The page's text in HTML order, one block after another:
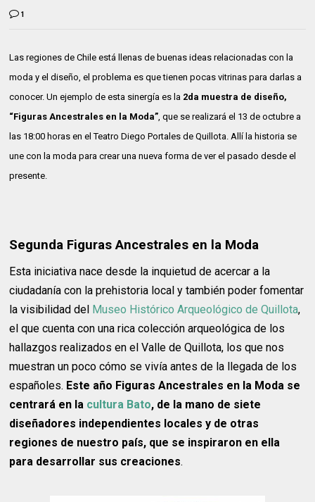
1
Las regiones de Chile está llenas de buenas ideas relacionadas con la
moda y el diseño, el problema es que tienen pocas vitrinas para darlas a
conocer. Un ejemplo de esta sinergía es la 2da muestra de diseño,
“Figuras Ancestrales en la Moda” , que se realizará el 13 de octubre a
las 18:00 horas en el Teatro Diego Portales de Quillota. Allí la historia se
une con la moda para crear una nueva forma de ver el pasado desde el
presente.
Segunda Figuras Ancestrales en la Moda
Esta iniciativa nace desde la inquietud de acercar a la
ciudadanía con la prehistoria local y también poder fomentar
la visibilidad del Museo Histórico Arqueológico de Quillota,
el que cuenta con una rica colección arqueológica de los
hallazgos realizados en el Valle de Quillota, los que nos
muestran un poco cómo se vivía antes de la llegada de los
españoles. Este año Figuras Ancestrales en la Moda se
centrará en la cultura Bato, de la mano de siete
diseñadores independientes locales y de otras
regiones de nuestro país, que se inspiraron en ella
para desarrollar sus creaciones.